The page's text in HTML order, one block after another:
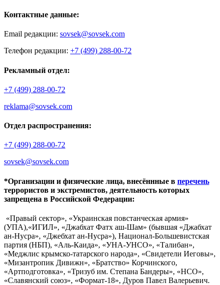
Контактные данные:
Email редакции: sovsek@sovsek.com
Телефон редакции: +7 (499) 288-00-72
Рекламный отдел:
+7 (499) 288-00-72
reklama@sovsek.com
Отдел распространения:
+7 (499) 288-00-72
sovsek@sovsek.com
*Организации и физические лица, внесённные в перечень
террористов и экстремистов, деятельность которых
запрещена в Российской Федерации:
«Правый сектор», «Украинская повстанческая армия»
(УПА),«ИГИЛ», «Джабхат Фатх аш-Шам» (бывшая «Джабхат
ан-Нусра», «Джебхат ан-Нусра»), Национал-Большевистская
партия (НБП), «Аль-Каида», «УНА-УНСО», «Талибан»,
«Меджлис крымско-татарского народа», «Свидетели Иеговы»,
«Мизантропик Дивижн», «Братство» Корчинского,
«Артподготовка», «Тризуб им. Степана Бандеры», «НСО»,
«Славянский союз», «Формат-18», Дуров Павел Валерьевич.